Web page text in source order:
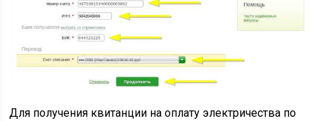
Для получения квитанции на оплату электричества по